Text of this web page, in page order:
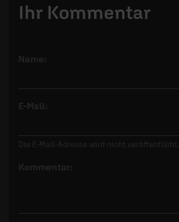
Ihr Kommentar
Name:
E-Mail:
Die E-Mail-Adresse wird nicht veröffentlicht.
Kommentar: